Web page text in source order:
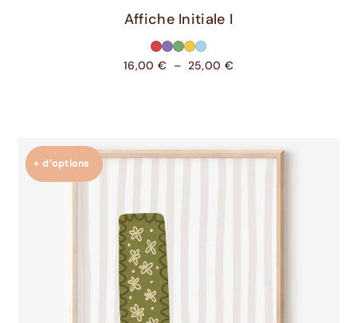
Choix Des Options
Affiche Initiale I
16,00 € – 25,00 €
+ d’options